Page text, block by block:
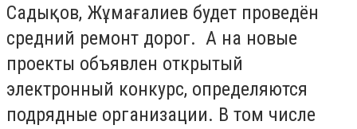
Садықов, Жұмағалиев будет проведён
средний ремонт дорог. А на новые
проекты объявлен открытый
электронный конкурс, определяются
подрядные организации. В том числе